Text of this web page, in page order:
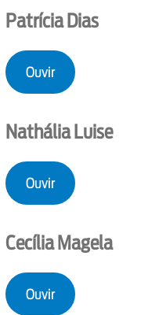
Patrícia Dias
Ouvir
Nathália Luise
Ouvir
Cecília Magela
Ouvir